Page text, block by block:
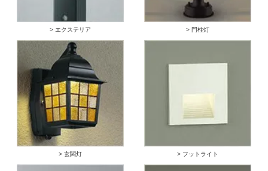
> エクステリア > 門柱灯
> 玄関灯 > フットライト